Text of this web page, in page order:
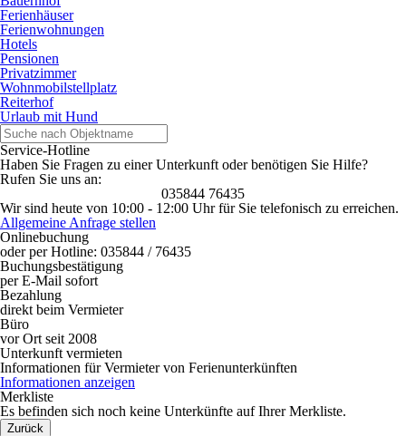
Ferienhäuser
Ferienwohnungen
Hotels
Pensionen
Privatzimmer
Wohnmobilstellplatz
Reiterhof
Urlaub mit Hund
Service-Hotline
Haben Sie Fragen zu einer Unterkunft oder benötigen Sie Hilfe?
Rufen Sie uns an:
035844 76435
Wir sind heute von 10:00 - 12:00 Uhr für Sie telefonisch zu erreichen.
Allgemeine Anfrage stellen
Onlinebuchung
oder per Hotline: 035844 / 76435
Buchungsbestätigung
per E-Mail sofort
Bezahlung
direkt beim Vermieter
Büro
vor Ort seit 2008
Unterkunft vermieten
Informationen für Vermieter von Ferienunterkünften
Informationen anzeigen
Merkliste
Es befinden sich noch keine Unterkünfte auf Ihrer Merkliste.
Zurück